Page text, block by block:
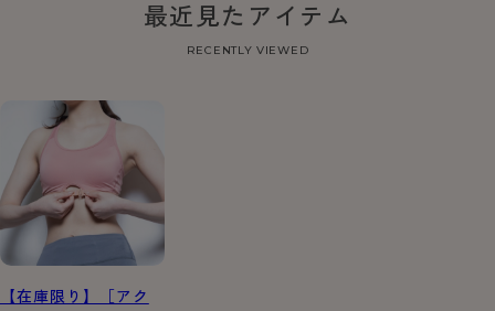
最近見たアイテム
RECENTLY VIEWED
【在庫限り】［アク